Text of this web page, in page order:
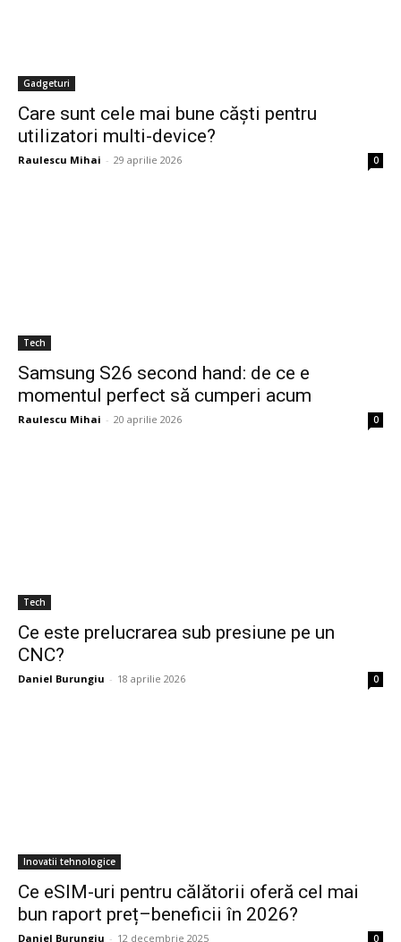
Gadgeturi
Care sunt cele mai bune căști pentru
utilizatori multi-device?
Raulescu Mihai - 29 aprilie 2026 0
Tech
Samsung S26 second hand: de ce e
momentul perfect să cumperi acum
Raulescu Mihai - 20 aprilie 2026 0
Tech
Ce este prelucrarea sub presiune pe un
CNC?
Daniel Burungiu - 18 aprilie 2026 0
Inovatii tehnologice
Ce eSIM-uri pentru călătorii oferă cel mai
bun raport preț–beneficii în 2026?
Daniel Burungiu - 12 decembrie 2025 0